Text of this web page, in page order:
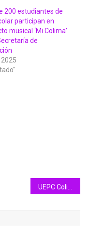
200 estudiantes de
participan en
musical ‘Mi Colima’
de
2025
UEPC Colima en alerta, ante robo de cilindro de gas cloro en Irapuato